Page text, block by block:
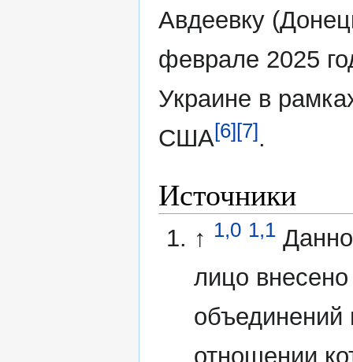
Авдеевку
феврале 2025
Украине в
США[6][7].
Источники
↑ 1,0 1,1
лицо
объединений
отношении